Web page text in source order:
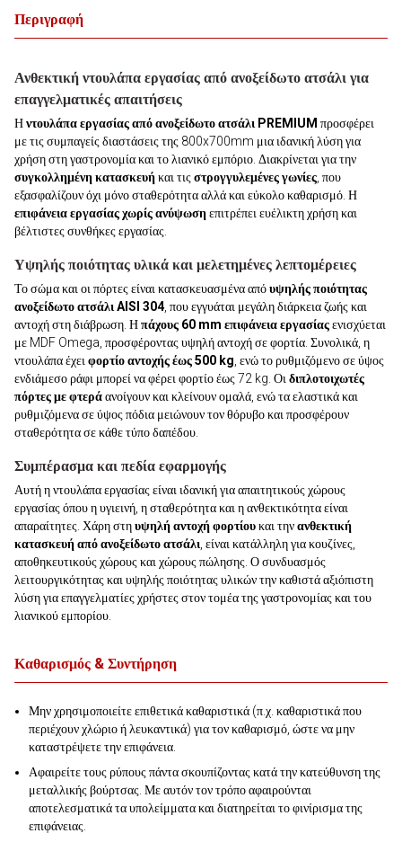
Περιγραφή
Ανθεκτική ντουλάπα εργασίας από ανοξείδωτο ατσάλι για
επαγγελματικές απαιτήσεις
Ηντουλάπα εργασίας από ανοξείδωτο ατσάλι PREMIUM προσφέρει
με τις συμπαγείς διαστάσεις της 800x700mm μια ιδανική λύση για
χρήση στη γαστρονομία και το λιανικό εμπόριο. Διακρίνεται για την
συγκολλημένη κατασκευήκαι τις στρογγυλεμένες γωνίες , που
εξασφαλίζουν όχι μόνο σταθερότητα αλλά και εύκολο καθαρισμό. Η
επιφάνεια εργασίας χωρίς ανύψωσηεπιτρέπει ευέλικτη χρήση και
βέλτιστες συνθήκες εργασίας.
Υψηλής ποιότητας υλικά και μελετημένες λεπτομέρειες
Το σώμα και οι πόρτες είναι κατασκευασμένα απόυψηλής ποιότητας
ανοξείδωτο ατσάλι AISI 304, που εγγυάται μεγάλη διάρκεια ζωής και
αντοχή στη διάβρωση. Ηπάχους 60 mm επιφάνεια εργασίαςενισχύεται
με MDF Omega, προσφέροντας υψηλή αντοχή σε φορτία. Συνολικά, η
ντουλάπα έχει φορτίο αντοχής έως 500 kg , ενώ το ρυθμιζόμενο σε ύψος
ενδιάμεσο ράφι μπορεί να φέρει φορτίο έως 72 kg. Οι διπλοτοιχωτές
πόρτες με φτεράανοίγουν και κλείνουν ομαλά, ενώ τα ελαστικά και
ρυθμιζόμενα σε ύψος πόδια μειώνουν τον θόρυβο και προσφέρουν
σταθερότητα σε κάθε τύπο δαπέδου.
Συμπέρασμα και πεδία εφαρμογής
Αυτή η ντουλάπα εργασίας είναι ιδανική για απαιτητικούς χώρους
εργασίας όπου η υγιεινή, η σταθερότητα και η ανθεκτικότητα είναι
απαραίτητες. Χάρη στηυψηλή αντοχή φορτίουκαι τηνανθεκτική
κατασκευή από ανοξείδωτο ατσάλι , είναι κατάλληλη για κουζίνες,
αποθηκευτικούς χώρους και χώρους πώλησης. Ο συνδυασμός
λειτουργικότητας και υψηλής ποιότητας υλικών την καθιστά αξιόπιστη
λύση για επαγγελματίες χρήστες στον τομέα της γαστρονομίας και του
λιανικού εμπορίου.
Καθαρισμός & Συντήρηση
Μην χρησιμοποιείτε επιθετικά καθαριστικά (π.χ. καθαριστικά που
περιέχουν χλώριο ή λευκαντικά) για τον καθαρισμό, ώστε να μην
καταστρέψετε την επιφάνεια.
Αφαιρείτε τους ρύπους πάντα σκουπίζοντας κατά την κατεύθυνση της
μεταλλικής βούρτσας. Με αυτόν τον τρόπο αφαιρούνται
αποτελεσματικά τα υπολείμματα και διατηρείται το φινίρισμα της
επιφάνειας.